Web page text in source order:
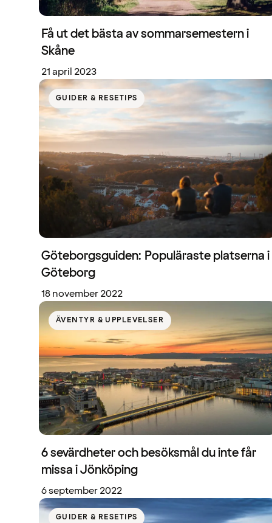
Få ut det bästa av sommarsemestern i
Skåne
21 april 2023
GUIDER & RESETIPS
Göteborgsguiden: Populäraste platserna i
Göteborg
18 november 2022
ÄVENTYR & UPPLEVELSER
6 sevärdheter och besöksmål du inte får
missa i Jönköping
6 september 2022
GUIDER & RESETIPS